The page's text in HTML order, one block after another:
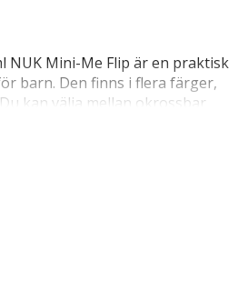
NUK Mini-Me Flip är en praktisk
barn. Den finns i flera färger,
kan välja mellan okrossbar
stål, samt mellan två pipar:
Flip‑pip för en klassisk
i Mini-Me‑serien är
fritt. Flaskan är spillfri,
att fylla, även med isbitar.
av över 80 % hållbart material